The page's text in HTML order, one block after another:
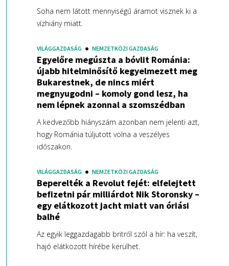
Soha nem látott mennyiségű áramot visznek ki a
vízhiány miatt.
VILÁGGAZDASÁG NEMZETKÖZI GAZDASÁG
Egyelőre megúszta a bóvlit Románia:
újabb hitelminősítő kegyelmezett meg
Bukarestnek, de nincs miért
megnyugodni – komoly gond lesz, ha
nem lépnek azonnal a szomszédban
A kedvezőbb hiányszám azonban nem jelenti azt,
hogy Románia túljutott volna a veszélyes
időszakon.
VILÁGGAZDASÁG NEMZETKÖZI GAZDASÁG
Beperelték a Revolut fejét: elfelejtett
befizetni pár milliárdot Nik Storonsky –
egy elátkozott jacht miatt van óriási
balhé
Az egyik leggazdagabb britről szól a hír: ha veszít,
hajó elátkozott hírébe kerülhet.